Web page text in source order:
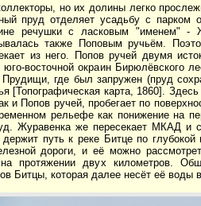
но их долины легко
пруд отделяет усадьбу с парком
речушки с ласковым "именем" -
также Поповым ручьём.
из него. Попов ручей двумя
восточной окраин Бирюлёвского
где был запружен (пруд
[Топографическая карта, 1860].
и Попов ручей, пробегает по
рельефе как понижение на
Журавенка же пересекает МКАД и
путь к реке Битце по глубокой
дороги, и её можно
протяжении двух километров.
Битцы, которая далее несёт её воды